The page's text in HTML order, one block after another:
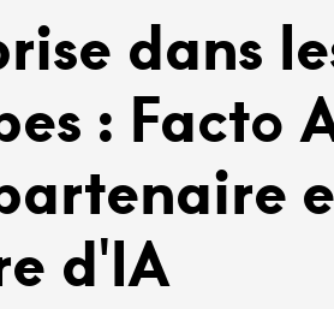
dans
: Facto
d'IA